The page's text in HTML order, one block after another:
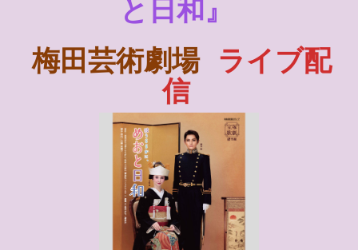
と日和』
梅田芸術劇場 ライブ配
信